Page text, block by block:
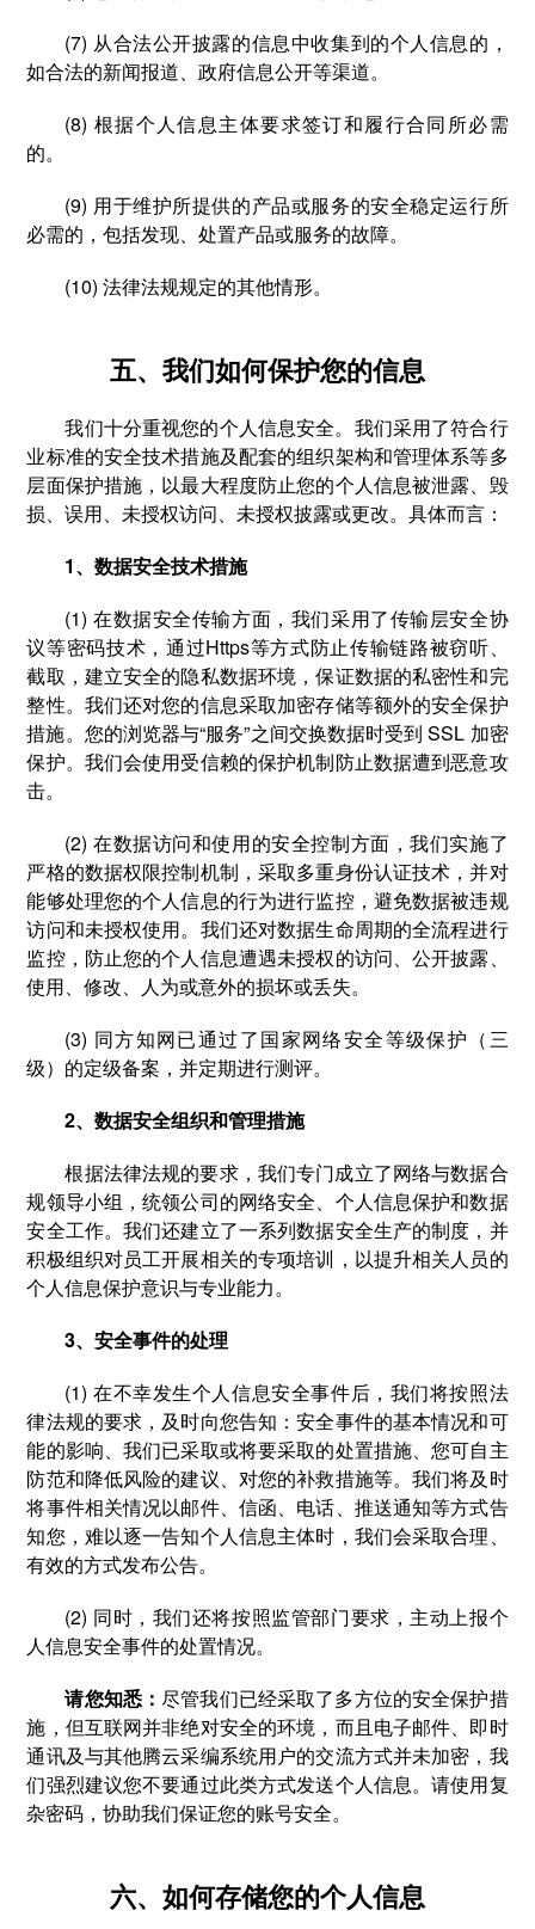
(7) 从合法公开披露的信息中收集到的个人信息的，
如合法的新闻报道、政府信息公开等渠道。
(8) 根据个人信息主体要求签订和履行合同所必需
的。
(9) 用于维护所提供的产品或服务的安全稳定运行所
必需的，包括发现、处置产品或服务的故障。
(10) 法律法规规定的其他情形。
五、我们如何保护您的信息
我们十分重视您的个人信息安全。我们采用了符合行
业标准的安全技术措施及配套的组织架构和管理体系等多
层面保护措施，以最大程度防止您的个人信息被泄露、毁
损、误用、未授权访问、未授权披露或更改。具体而言：
1、数据安全技术措施
(1) 在数据安全传输方面，我们采用了传输层安全协
议等密码技术，通过Https等方式防止传输链路被窃听、
截取，建立安全的隐私数据环境，保证数据的私密性和完
整性。我们还对您的信息采取加密存储等额外的安全保护
措施。您的浏览器与“服务”之间交换数据时受到 SSL 加密
保护。我们会使用受信赖的保护机制防止数据遭到恶意攻
击。
(2) 在数据访问和使用的安全控制方面，我们实施了
严格的数据权限控制机制，采取多重身份认证技术，并对
能够处理您的个人信息的行为进行监控，避免数据被违规
访问和未授权使用。我们还对数据生命周期的全流程进行
监控，防止您的个人信息遭遇未授权的访问、公开披露、
使用、修改、人为或意外的损坏或丢失。
(3) 同方知网已通过了国家网络安全等级保护（三
级）的定级备案，并定期进行测评。
2、数据安全组织和管理措施
根据法律法规的要求，我们专门成立了网络与数据合
规领导小组，统领公司的网络安全、个人信息保护和数据
安全工作。我们还建立了一系列数据安全生产的制度，并
积极组织对员工开展相关的专项培训，以提升相关人员的
个人信息保护意识与专业能力。
3、安全事件的处理
(1) 在不幸发生个人信息安全事件后，我们将按照法
律法规的要求，及时向您告知：安全事件的基本情况和可
能的影响、我们已采取或将要采取的处置措施、您可自主
防范和降低风险的建议、对您的补救措施等。我们将及时
将事件相关情况以邮件、信函、电话、推送通知等方式告
知您，难以逐一告知个人信息主体时，我们会采取合理、
有效的方式发布公告。
(2) 同时，我们还将按照监管部门要求，主动上报个
人信息安全事件的处置情况。
请您知悉：尽管我们已经采取了多方位的安全保护措
施，但互联网并非绝对安全的环境，而且电子邮件、即时
通讯及与其他腾云采编系统用户的交流方式并未加密，我
们强烈建议您不要通过此类方式发送个人信息。请使用复
杂密码，协助我们保证您的账号安全。
六、如何存储您的个人信息